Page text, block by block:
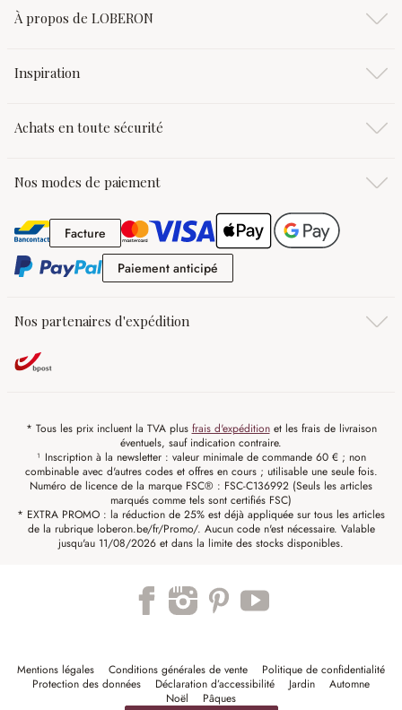
À propos de LOBERON
Inspiration
Achats en toute sécurité
Nos modes de paiement
FactureFacture
Paiement anticipé
Nos partenaires d'expédition
* Tous les prix incluent la TVA plus frais d'expéditionet les frais de livraison
éventuels, sauf indication contraire.
¹ Inscription à la newsletter : valeur minimale de commande 60 € ; non
combinable avec d'autres codes et offres en cours ; utilisable une seule fois.
Numéro de licence de la marque FSC® : FSC-C136992 (Seuls les articles
marqués comme tels sont certifiés FSC)
* EXTRA PROMO : la réduction de 25% est déjà appliquée sur tous les articles
de la rubrique loberon.be/fr/Promo/. Aucun code n'est nécessaire. Valable
jusqu'au 11/08/2026 et dans la limite des stocks disponibles.
Mentions légales Conditions générales de vente
Politique de confidentialité
Protection des données
Déclaration d’accessibilité Jardin
Automne
Noël
Pâques